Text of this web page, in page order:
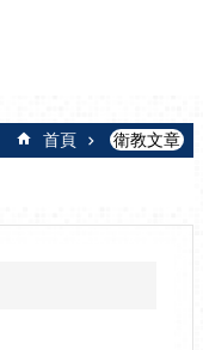
首頁 衛教文章